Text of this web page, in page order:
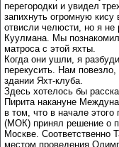
перегородки и увидел
запихнуть огромную
отвисли челюсти, но я не
Куулмана. Мы
матроса с этой яхты.
Когда они ушли, я
перекусить. Нам
здании Яхт-клуба.
Здесь хотелось бы
Пирита накануне
в том, что в начале
(МОК) принял решение о
Москве. Соответственно
местом проведения